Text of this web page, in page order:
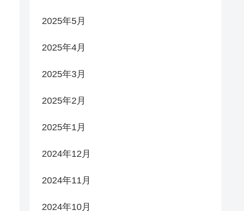
2025年5月
2025年4月
2025年3月
2025年2月
2025年1月
2024年12月
2024年11月
2024年10月